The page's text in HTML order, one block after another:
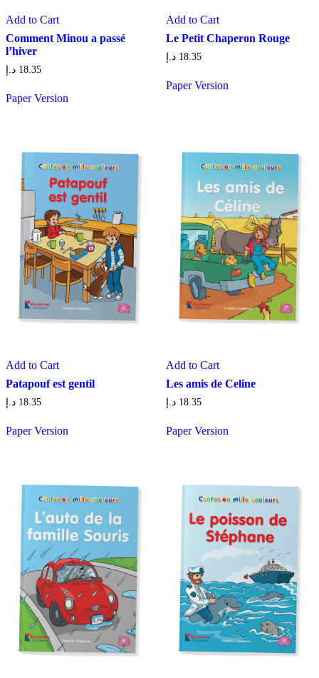
Add to Cart
Comment Minou a passé
l’hiver
18.35 د.إ
Paper Version
Add to Cart
Le Petit Chaperon Rouge
18.35 د.إ
Paper Version
Add to Cart
Patapouf est gentil
18.35 د.إ
Paper Version
Add to Cart
Les amis de Celine
18.35 د.إ
Paper Version